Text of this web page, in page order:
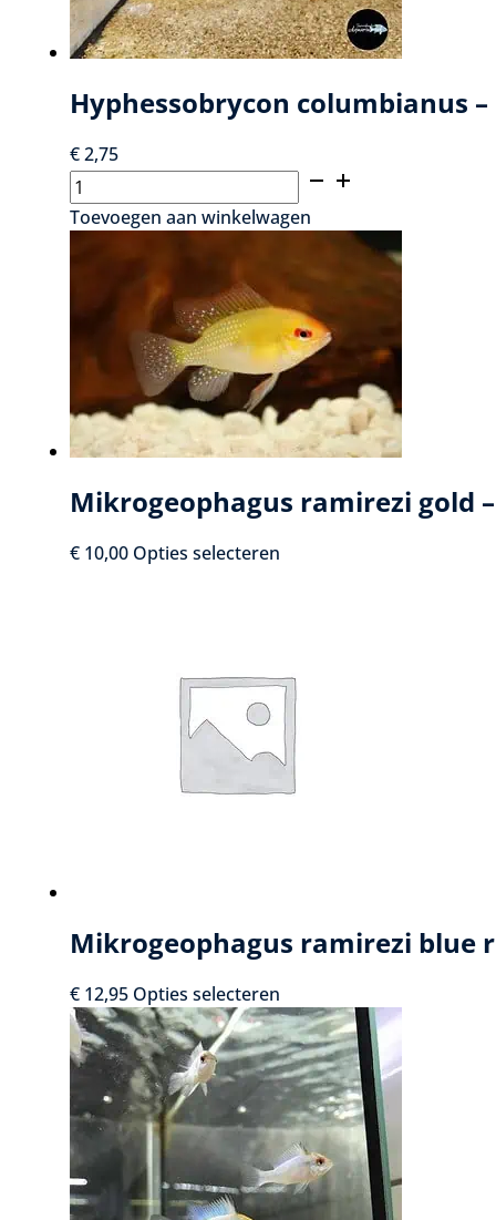
Hyphessobrycon columbianus
€2,75
Hyphessobrycon
columbianus
-
Colombiaanse
Roodstaartzalm
aantal
Toevoegen aan winkelwagen
Mikrogeophagus ramirezi gold
€ 10,00 Opties selecteren
Deze
optie
kan
gekozen
worden
Mikrogeophagus ramirezi blue
€ 12,95 Opties selecteren
product
heeft
meerdere
variaties.
Deze
optie
kan
gekozen